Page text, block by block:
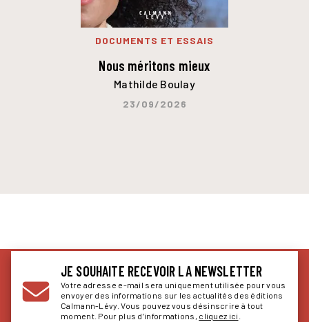
DOCUMENTS ET ESSAIS
Nous méritons mieux
Mathilde Boulay
23/09/2026
JE SOUHAITE RECEVOIR LA NEWSLETTER
Votre adresse e-mail sera uniquement utilisée pour vous
envoyer des informations sur les actualités des éditions
Calmann-Lévy. Vous pouvez vous désinscrire à tout
moment. Pour plus d’informations, cliquez ici